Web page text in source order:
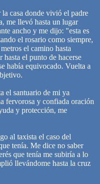
casa donde vivió el padre
me llevó hasta un lugar
ancho y me dijo: "esta es
el rosario como siempre,
el camino hasta
hasta el punto de hacerse
había equivocado. Vuelta a
el santuario de mi ya
fervorosa y confiada oración
y protección, me
al taxista el caso del
tenía. Me dice no saber
que tenía me subiría a lo
llevándome hasta la cruz